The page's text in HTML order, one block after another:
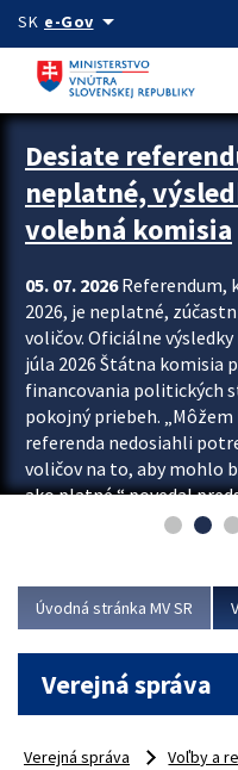
Preskocit na hlavný obsah
SK e-Govarrow_drop_down
Zastavit automatický posun
Desiate
neplatné,
volebná komisia
05. 07. 2026Referendum,
2026, je neplatné,
voličov. Oficiálne
júla 2026 Štátna komisia
financovania politických
pokojný priebeh.
referenda nedosiahli
voličov na to, aby mohlo
ako platné,“ povedal
a kontrolu financovania
Úvodná stránka MV SR
Verejná správa
Verejná správa
Voľby a